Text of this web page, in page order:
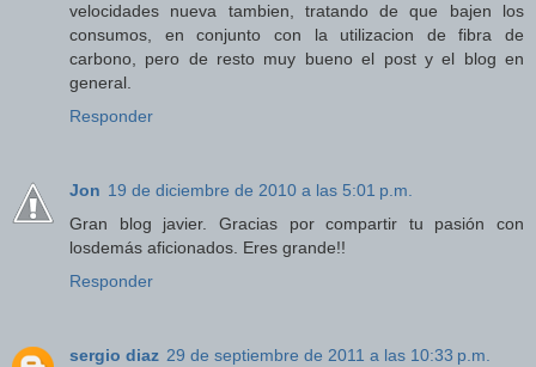
velocidades nueva tambien, tratando de que bajen los
consumos, en conjunto con la utilizacion de fibra de
carbono, pero de resto muy bueno el post y el blog en
general.
Responder
Jon 19 de diciembre de 2010 a las 5:01 p.m.
Gran blog javier. Gracias por compartir tu pasión con
losdemás aficionados. Eres grande!!
Responder
sergio diaz 29 de septiembre de 2011 a las 10:33 p.m.